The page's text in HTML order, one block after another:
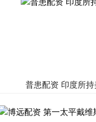
普患配资 印度所